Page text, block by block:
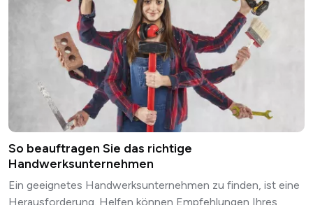
So beauftragen Sie das richtige
Handwerksunternehmen
Ein geeignetes Handwerksunternehmen zu finden, ist eine
Herausforderung. Helfen können Empfehlungen Ihres